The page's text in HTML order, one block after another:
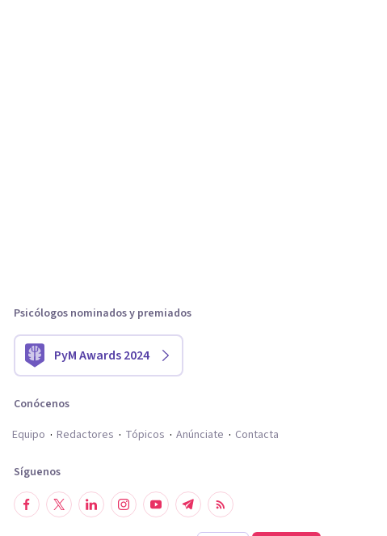
Psicólogos nominados y premiados
PyM Awards 2024
Conócenos
Equipo
Redactores Tópicos Anúnciate Contacta
Síguenos